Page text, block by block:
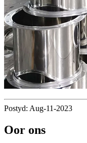
Postyd: Aug-11-2023
Oor ons